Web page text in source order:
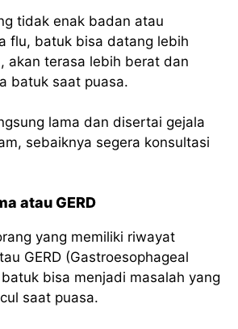
tidak enak badan atau
flu, batuk bisa datang lebih
akan terasa lebih berat dan
batuk saat puasa.
lama dan disertai gejala
sebaiknya segera konsultasi
atau GERD
yang memiliki riwayat
GERD (Gastroesophageal
bisa menjadi masalah yang
saat puasa.